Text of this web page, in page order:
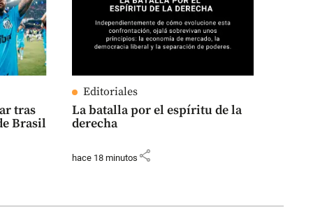
tras
Brasil
Editoriales
La batalla por el espíritu de la
derecha
hace 18 minutos share